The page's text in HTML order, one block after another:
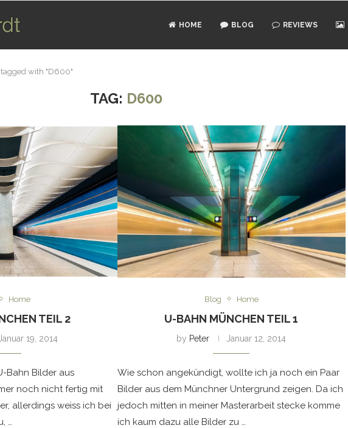
HOME BLOG REVIEWS
tagged with "D600"
TAG: D600
Home
TEIL 2
Januar 19, 2014
Bahn Bilder aus
noch nicht fertig mit
allerdings weiss ich bei
…
Blog Home
U-BAHN MÜNCHEN TEIL 1
by Peter Januar 12, 2014
Wie schon angekündigt, wollte ich ja noch ein Paar
Bilder aus dem Münchner Untergrund zeigen. Da ich
jedoch mitten in meiner Masterarbeit stecke komme
ich kaum dazu alle Bilder zu …